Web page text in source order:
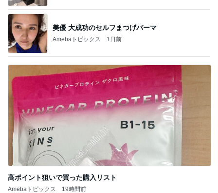
美優 大成功のセルフまつげパーマ
Amebaトピックス 1日前
高ポイント狙いで買った購入リスト
Amebaトピックス 19時間前